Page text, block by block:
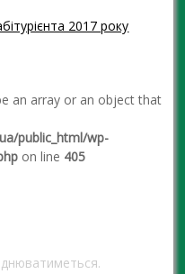
2017 року
an array or an object that
public_html/wp-
on line 405